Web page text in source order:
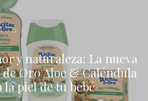
y naturaleza: La nueva
Oro Aloe & Caléndula
piel de tu bebé